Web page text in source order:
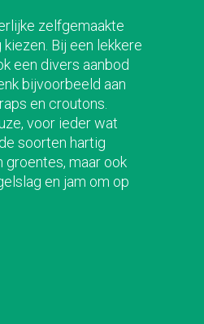
zelfgemaakte
Bij een lekkere
een divers aanbod
bijvoorbeeld aan
ps en croutons.
voor ieder wat
soorten hartig
groentes, maar ook
en jam om op